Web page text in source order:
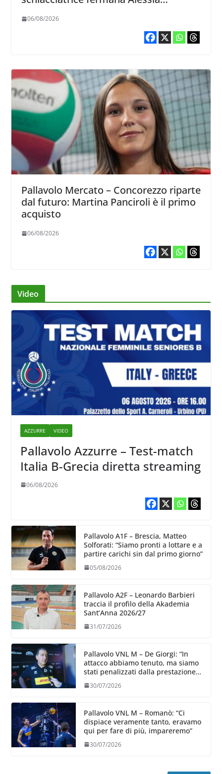
06/08/2026
Pallavolo Mercato – Concorezzo riparte
dal futuro: Martina Panciroli è il primo
acquisto
06/08/2026
Video
AZZURRE VIDEO
Pallavolo Azzurre – Test-match
Italia B-Grecia diretta streaming
06/08/2026
Pallavolo A1F – Brescia, Matteo
Solforati: “Siamo pronti a lottare e a
partire carichi sin dal primo giorno”
05/08/2026
Pallavolo A2F – Leonardo Barbieri
traccia il profilo della Akademia
Sant’Anna 2026/27
31/07/2026
Pallavolo VNL M – De Giorgi: “In
attacco abbiamo tenuto, ma siamo
stati penalizzati dalla prestazione
30/07/2026
Pallavolo VNL M – Romanò: “Ci
dispiace veramente tanto, eravamo
qui per fare di più, impareremo”
30/07/2026